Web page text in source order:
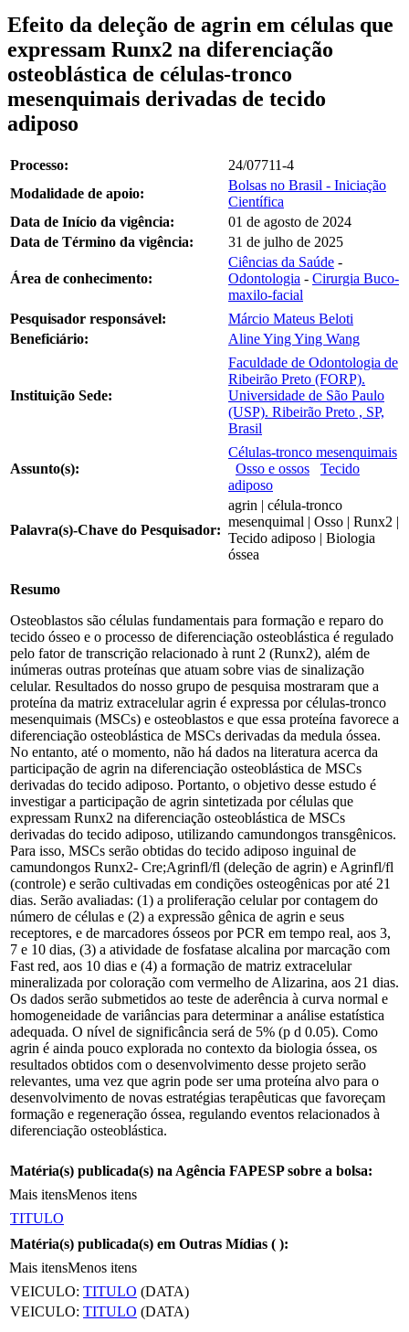
Efeito da deleção de agrin em células que
expressam Runx2 na diferenciação
osteoblástica de células-tronco
mesenquimais derivadas de tecido
adiposo
Processo:
24/07711-4
Modalidade de apoio:
Bolsas no Brasil - Iniciação
Científica
Data de Início da vigência:
01 de agosto de 2024
Data de Término da vigência:
31 de julho de 2025
Área de conhecimento:
Ciências da Saúde -
Odontologia - Cirurgia Buco-
maxilo-facial
Pesquisador responsável:
Márcio Mateus Beloti
Beneficiário:
Aline Ying Ying Wang
Instituição Sede:
Faculdade de Odontologia de
Ribeirão Preto (FORP).
Universidade de São Paulo
(USP). Ribeirão Preto , SP,
Brasil
Assunto(s):
Células-tronco mesenquimais
Osso e ossos
Tecido
adiposo
Palavra(s)-Chave do Pesquisador:
agrin | célula-tronco
mesenquimal | Osso | Runx2 |
Tecido adiposo | Biologia
óssea
Resumo
Osteoblastos são células fundamentais para formação e reparo do
tecido ósseo e o processo de diferenciação osteoblástica é regulado
pelo fator de transcrição relacionado à runt 2 (Runx2), além de
inúmeras outras proteínas que atuam sobre vias de sinalização
celular. Resultados do nosso grupo de pesquisa mostraram que a
proteína da matriz extracelular agrin é expressa por células-tronco
mesenquimais (MSCs) e osteoblastos e que essa proteína favorece a
diferenciação osteoblástica de MSCs derivadas da medula óssea.
No entanto, até o momento, não há dados na literatura acerca da
participação de agrin na diferenciação osteoblástica de MSCs
derivadas do tecido adiposo. Portanto, o objetivo desse estudo é
investigar a participação de agrin sintetizada por células que
expressam Runx2 na diferenciação osteoblástica de MSCs
derivadas do tecido adiposo, utilizando camundongos transgênicos.
Para isso, MSCs serão obtidas do tecido adiposo inguinal de
camundongos Runx2- Cre;Agrinfl/fl (deleção de agrin) e Agrinfl/fl
(controle) e serão cultivadas em condições osteogênicas por até 21
dias. Serão avaliadas: (1) a proliferação celular por contagem do
número de células e (2) a expressão gênica de agrin e seus
receptores, e de marcadores ósseos por PCR em tempo real, aos 3,
7 e 10 dias, (3) a atividade de fosfatase alcalina por marcação com
Fast red, aos 10 dias e (4) a formação de matriz extracelular
mineralizada por coloração com vermelho de Alizarina, aos 21 dias.
Os dados serão submetidos ao teste de aderência à curva normal e
homogeneidade de variâncias para determinar a análise estatística
adequada. O nível de significância será de 5% (p d 0.05). Como
agrin é ainda pouco explorada no contexto da biologia óssea, os
resultados obtidos com o desenvolvimento desse projeto serão
relevantes, uma vez que agrin pode ser uma proteína alvo para o
desenvolvimento de novas estratégias terapêuticas que favoreçam
formação e regeneração óssea, regulando eventos relacionados à
diferenciação osteoblástica.
Matéria(s) publicada(s) na Agência FAPESP sobre a bolsa:
Mais itensMenos itens
TITULO
Matéria(s) publicada(s) em Outras Mídias ( ):
Mais itensMenos itens
VEICULO: TITULO (DATA)
VEICULO: TITULO (DATA)